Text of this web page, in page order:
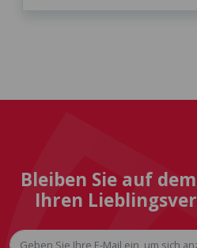
Bleiben Sie auf
Ihren